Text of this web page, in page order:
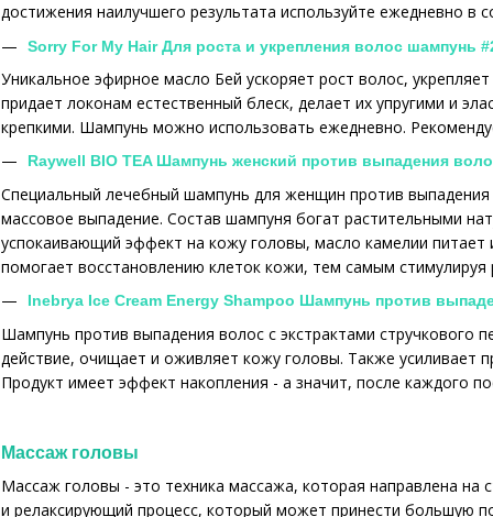
достижения наилучшего результата используйте ежедневно в
Sorry For My Hair Для роста и укрепления волос шампунь
Уникальное эфирное масло Бей ускоряет рост волос,
придает локонам естественный блеск, делает их упругими и
крепкими. Шампунь можно использовать ежедневно.
Raywell BIO TEA Шампунь женский против выпадения
Специальный лечебный шампунь для женщин против
массовое выпадение. Состав шампуня богат растительными
успокаивающий эффект на кожу головы, масло камелии питает
помогает восстановлению клеток кожи, тем самым стимулируя
Inebrya Ice Cream Energy Shampoo Шампунь против
Шампунь против выпадения волос с экстрактами
действие, очищает и оживляет кожу головы. Также усиливает
Продукт имеет эффект накопления - а значит, после каждого
Массаж головы
Массаж головы - это техника массажа, которая направлена
и релаксирующий процесс, который может принести большую